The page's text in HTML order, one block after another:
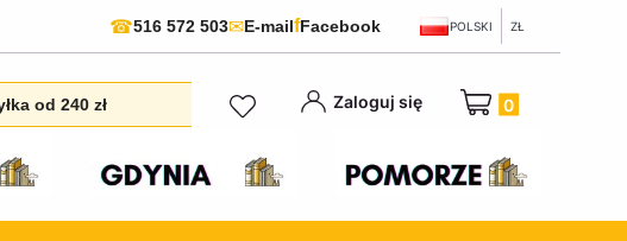
☎516 572 503✉E-mailfFacebook POLSKI ZŁ
od 240 zł Zaloguj się Produkty w